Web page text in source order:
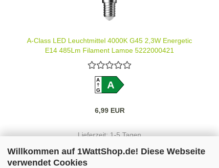
Willkommen auf 1WattShop.de! Diese Webseite
verwendet Cookies
A-Class LED Leuchtmittel 4000K G45 2,3W Energetic
E14 485Lm Filament Lampe 5222000421
A
GA
6,99 EUR
Lieferzeit:1-5 Tagen